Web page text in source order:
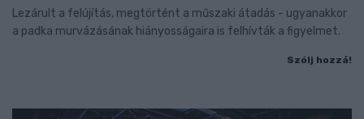
Lezárult a felújítás, megtörtént a műszaki átadás - ugyanakkor
a padka murvázásának hiányosságaira is felhívták a figyelmet.
Szólj hozzá!